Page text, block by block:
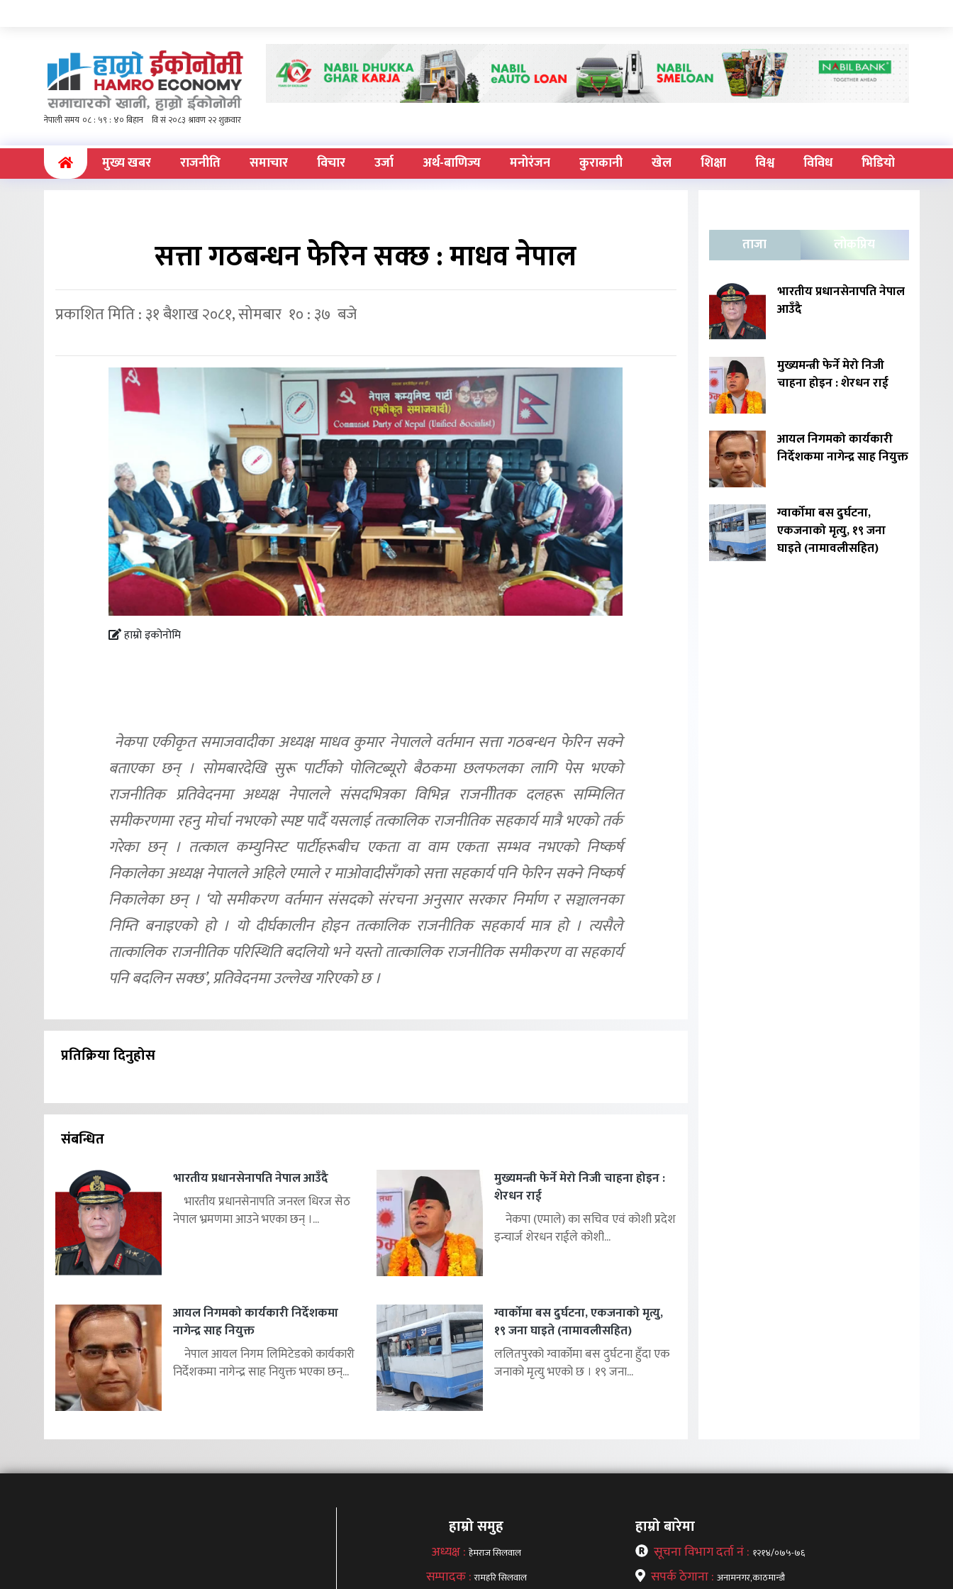
(current)मुख्य खबर राजनीति समाचार विचार उर्जा अर्थ-बाणिज्य मनोरंजन कुराकानी खेल शिक्षा विश्व विविध भिडियो
सत्ता गठबन्धन फेरिन सक्छ : माधव नेपाल
प्रकाशित मिति : ३१ बैशाख २०८१, सोमबार १० : ३७ बजे
हाम्रो इकोनोमि
नेकपा एकीकृत समाजवादीका अध्यक्ष माधव कुमार नेपालले वर्तमान सत्ता गठबन्धन फेरिन सक्ने
बताएका छन् । सोमबारदेखि सुरू पार्टीको पोलिटब्यूरो बैठकमा छलफलका लागि पेस भएको
राजनीतिक प्रतिवेदनमा अध्यक्ष नेपालले संसदभित्रका विभिन्न राजनीीतक दलहरू सम्मिलित
समीकरणमा रहनु मोर्चा नभएको स्पष्ट पार्दै यसलाई तत्कालिक राजनीतिक सहकार्य मात्रै भएको तर्क
गरेका छन् । तत्काल कम्युनिस्ट पार्टीहरूबीच एकता वा वाम एकता सम्भव नभएको निष्कर्ष
निकालेका अध्यक्ष नेपालले अहिले एमाले र माओवादीसँगको सत्ता सहकार्य पनि फेरिन सक्ने निष्कर्ष
निकालेका छन् । ‘यो समीकरण वर्तमान संसदको संरचना अनुसार सरकार निर्माण र सञ्चालनका
निम्ति बनाइएको हो । यो दीर्घकालीन होइन तत्कालिक राजनीतिक सहकार्य मात्र हो । त्यसैले
तात्कालिक राजनीतिक परिस्थिति बदलियो भने यस्तो तात्कालिक राजनीतिक समीकरण वा सहकार्य
पनि बदलिन सक्छ’, प्रतिवेदनमा उल्लेख गरिएको छ ।
प्रतिक्रिया दिनुहोस
संबन्धित
भारतीय प्रधानसेनापति नेपाल आउँदै
भारतीय प्रधानसेनापति जनरल धिरज सेठ
नेपाल भ्रमणमा आउने भएका छन् ।...
मुख्यमन्त्री फेर्ने मेरो निजी चाहना होइन :
शेरधन राई
नेकपा (एमाले) का सचिव एवं कोशी प्रदेश
इन्चार्ज शेरधन राईले कोशी...
आयल निगमको कार्यकारी निर्देशकमा
नागेन्द्र साह नियुक्त
नेपाल आयल निगम लिमिटेडको कार्यकारी
निर्देशकमा नागेन्द्र साह नियुक्त भएका छन्...
ग्वार्कोमा बस दुर्घटना, एकजनाको मृत्यु,
१९ जना घाइते (नामावलीसहित)
ललितपुरको ग्वार्कोमा बस दुर्घटना हुँदा एक
जनाको मृत्यु भएको छ । १९ जना...
ताजा लोकप्रिय
भारतीय प्रधानसेनापति नेपाल
आउँदै
मुख्यमन्त्री फेर्ने मेरो निजी
चाहना होइन : शेरधन राई
आयल निगमको कार्यकारी
निर्देशकमा नागेन्द्र साह नियुक्त
ग्वार्कोमा बस दुर्घटना,
एकजनाको मृत्यु, १९ जना
घाइते (नामावलीसहित)
हाम्रो समुह
अध्यक्ष :हेमराज सिलवाल
सम्पादक :रामहरि सिलवाल
हाम्रो बारेमा
सूचना विभाग दर्ता नं : १२१४/०७५-७६
सपर्क ठेगाना : अनामनगर,काठमान्डौ